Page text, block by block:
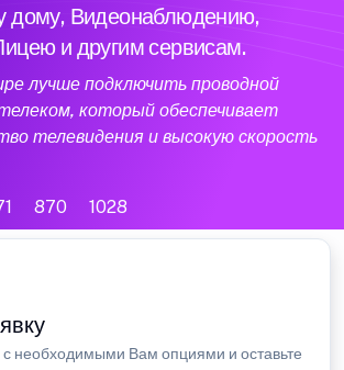
дому, Видеонаблюдению,
и другим сервисам.
лучше подключить проводной
который обеспечивает
телевидения и высокую скорость
870 1028
необходимыми Вам опциями и оставьте